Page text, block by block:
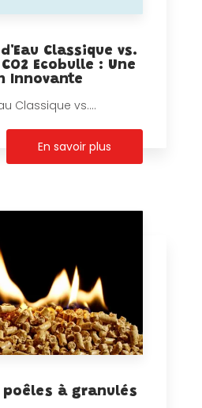
Classique vs.
Ecobulle : Une
Innovante
Classique vs....
En savoir plus
poêles à granulés